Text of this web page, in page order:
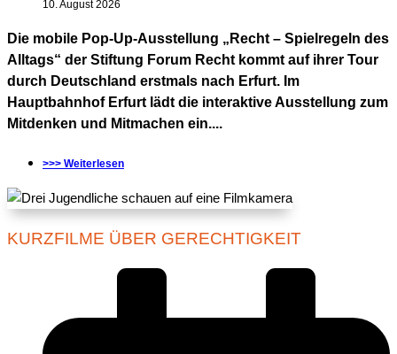
10. August 2026
Die mobile Pop-Up-Ausstellung „Recht – Spielregeln des
Alltags“ der Stiftung Forum Recht kommt auf ihrer Tour
durch Deutschland erstmals nach Erfurt. Im
Hauptbahnhof Erfurt lädt die interaktive Ausstellung zum
Mitdenken und Mitmachen ein....
>>> Weiterlesen
KURZFILME ÜBER GERECHTIGKEIT